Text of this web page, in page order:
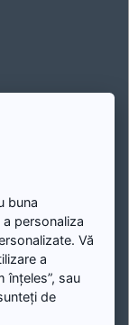
măsurați
și să
Venga,
Picanto
plăcuței de
mecanică a
servi și ca lumină
buna
personaliza
Vă
a
înțeles”, sau
de